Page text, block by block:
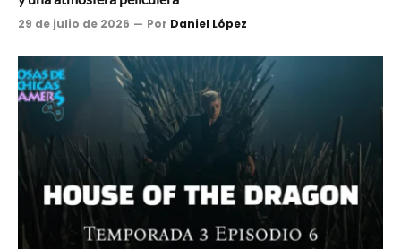
29 de julio de 2026 Por Daniel López